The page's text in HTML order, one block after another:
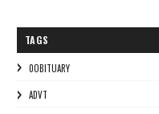
TAGS
0OBITUARY
ADVT